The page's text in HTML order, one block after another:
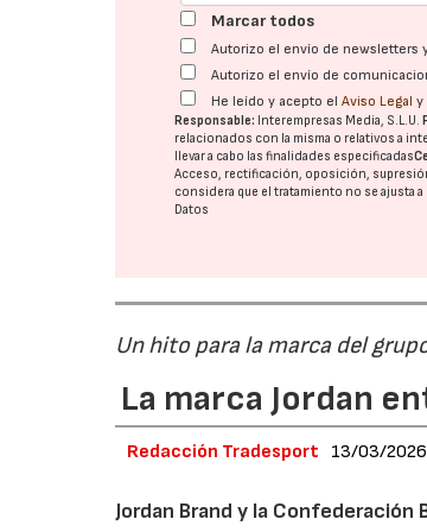
Marcar todos
Autorizo el envío de newsletters
Autorizo el envío de
He leído y acepto elAviso Legal y
Responsable: Interempresas Media, S.L.U.
relacionados con la misma o relativos a
llevar a cabo las finalidades especificadas
Acceso, rectificación, oposición,
considera que el tratamiento no se ajusta
Datos
Un hito para la marca del
La marca Jordan
Redacción Tradesport 13/03/2026
Jordan Brand y la